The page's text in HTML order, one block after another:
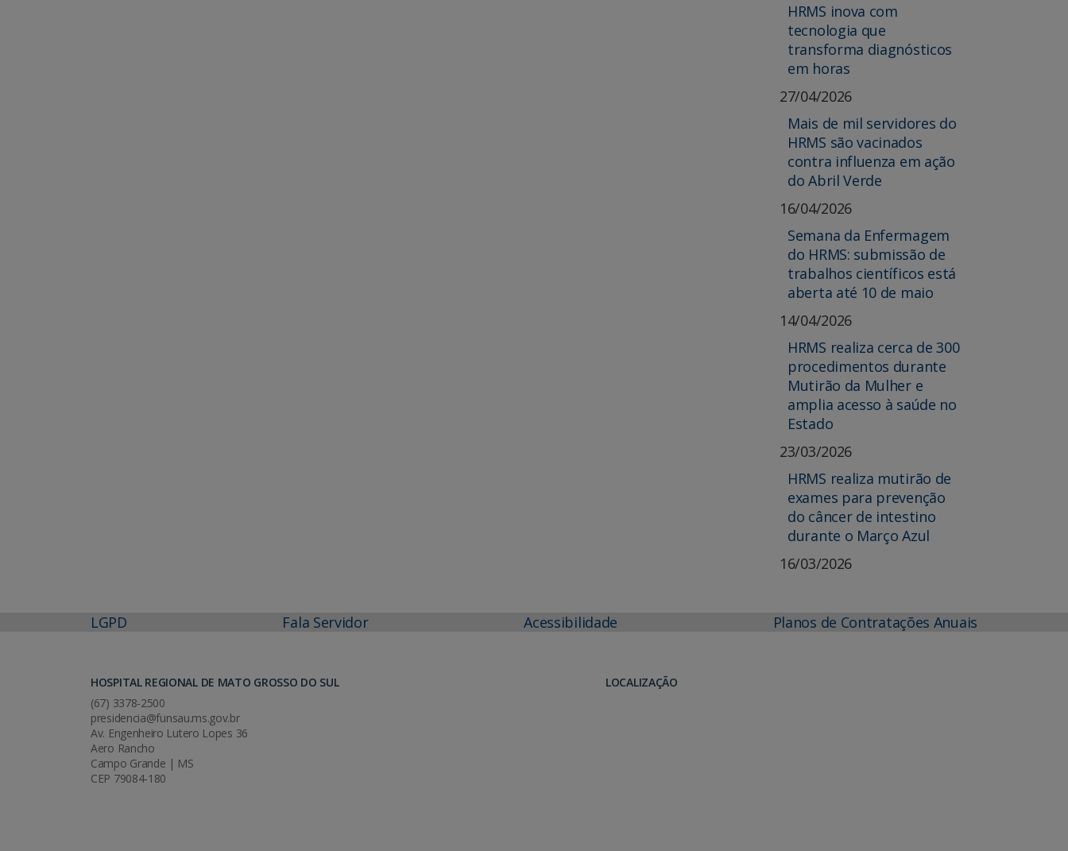
HRMS inova com
tecnologia que
transforma diagnósticos
em horas
27/04/2026
Mais de mil servidores do
HRMS são vacinados
contra influenza em ação
do Abril Verde
16/04/2026
Semana da Enfermagem
do HRMS: submissão de
trabalhos científicos está
aberta até 10 de maio
14/04/2026
HRMS realiza cerca de 300
procedimentos durante
Mutirão da Mulher e
amplia acesso à saúde no
Estado
23/03/2026
HRMS realiza mutirão de
exames para prevenção
do câncer de intestino
durante o Março Azul
16/03/2026
LGPD Fala Servidor Acessibilidade Planos de Contratações Anuais
HOSPITAL REGIONAL DE MATO GROSSO DO SUL
(67) 3378-2500
presidencia@funsau.ms.gov.br
Av. Engenheiro Lutero Lopes 36
Aero Rancho
Campo Grande | MS
CEP 79084-180
LOCALIZAÇÃO